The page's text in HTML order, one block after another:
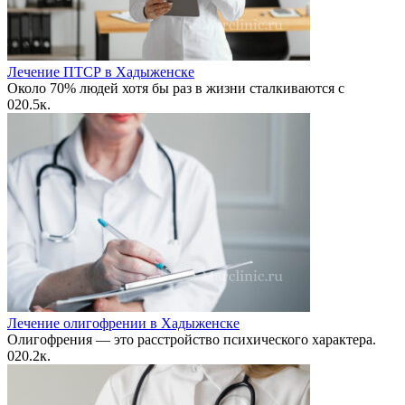
Лечение ПТСР в Хадыженске
Около 70% людей хотя бы раз в жизни сталкиваются с
020.5к.
Лечение олигофрении в Хадыженске
Олигофрения — это расстройство психического характера.
020.2к.